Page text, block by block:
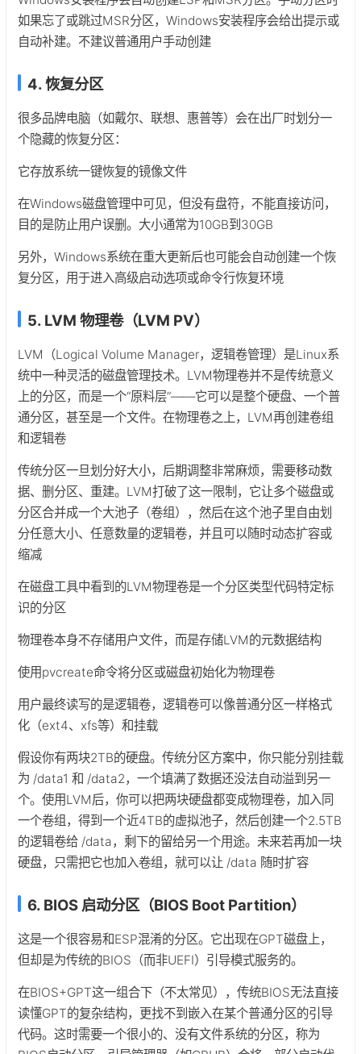
如果忘了或跳过MSR分区，Windows安装程序会给出提示或
自动补建。不建议普通用户手动创建
4. 恢复分区
很多品牌电脑（如戴尔、联想、惠普等）会在出厂时划分一
个隐藏的恢复分区：
它存放系统一键恢复的镜像文件
在Windows磁盘管理中可见，但没有盘符，不能直接访问，
目的是防止用户误删。大小通常为10GB到30GB
另外，Windows系统在重大更新后也可能会自动创建一个恢
复分区，用于进入高级启动选项或命令行恢复环境
5. LVM 物理卷（LVM PV）
LVM（Logical Volume Manager，逻辑卷管理）是Linux系
统中一种灵活的磁盘管理技术。LVM物理卷并不是传统意义
上的分区，而是一个“原料层”——它可以是整个硬盘、一个普
通分区，甚至是一个文件。在物理卷之上，LVM再创建卷组
和逻辑卷
传统分区一旦划分好大小，后期调整非常麻烦，需要移动数
据、删分区、重建。LVM打破了这一限制，它让多个磁盘或
分区合并成一个大池子（卷组），然后在这个池子里自由划
分任意大小、任意数量的逻辑卷，并且可以随时动态扩容或
缩减
在磁盘工具中看到的LVM物理卷是一个分区类型代码特定标
识的分区
物理卷本身不存储用户文件，而是存储LVM的元数据结构
使用pvcreate命令将分区或磁盘初始化为物理卷
用户最终读写的是逻辑卷，逻辑卷可以像普通分区一样格式
化（ext4、xfs等）和挂载
假设你有两块2TB的硬盘。传统分区方案中，你只能分别挂载
为 /data1 和 /data2，一个填满了数据还没法自动溢到另一
个。使用LVM后，你可以把两块硬盘都变成物理卷，加入同
一个卷组，得到一个近4TB的虚拟池子，然后创建一个2.5TB
的逻辑卷给 /data，剩下的留给另一个用途。未来若再加一块
硬盘，只需把它也加入卷组，就可以让 /data 随时扩容
6. BIOS 启动分区（BIOS Boot Partition）
这是一个很容易和ESP混淆的分区。它出现在GPT磁盘上，
但却是为传统的BIOS（而非UEFI）引导模式服务的。
在BIOS+GPT这一组合下（不太常见），传统BIOS无法直接
读懂GPT的复杂结构，更找不到嵌入在某个普通分区的引导
代码。这时需要一个很小的、没有文件系统的分区，称为